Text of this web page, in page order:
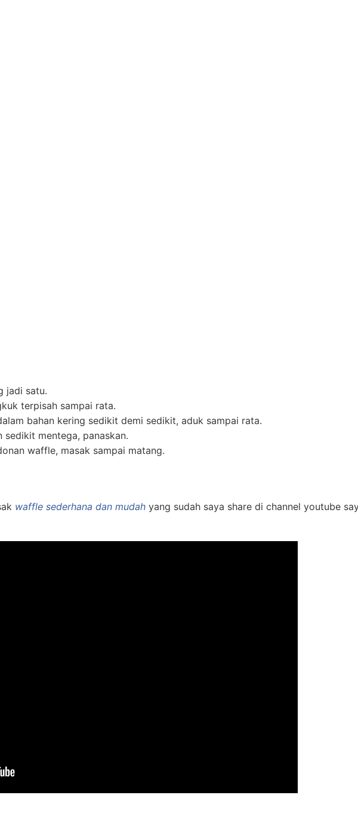
jadi satu.
terpisah sampai rata.
bahan kering sedikit demi sedikit, aduk sampai rata.
mentega, panaskan.
waffle, masak sampai matang.
waffle sederhana dan mudah yang sudah saya share di channel youtube